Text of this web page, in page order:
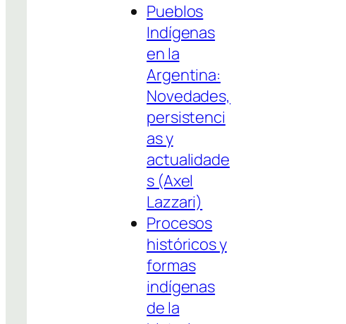
Pueblos
Indígenas
en la
Argentina:
Novedades,
persistenci
as y
actualidade
s (Axel
Lazzari)
Procesos
históricos y
formas
indígenas
de la